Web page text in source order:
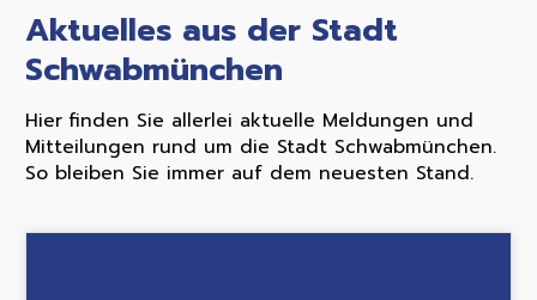
Aktuelles aus der Stadt
Schwabmünchen
Hier finden Sie allerlei aktuelle Meldungen und
Mitteilungen rund um die Stadt Schwabmünchen.
So bleiben Sie immer auf dem neuesten Stand.